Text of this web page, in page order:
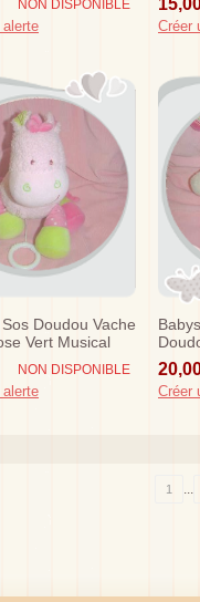
NON DISPONIBLE
alerte Créer
Doudou Vache
Vert Musical
NON DISPONIBLE
alerte
Rose
Créer
1 ...